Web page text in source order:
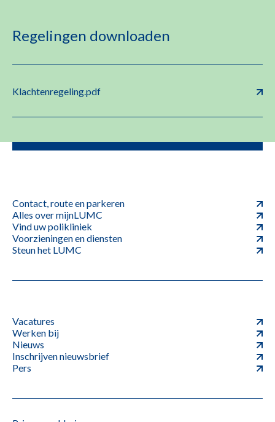
Regelingen downloaden
Klachtenregeling.pdf
Contact, route en parkeren
Alles over mijnLUMC
Vind uw polikliniek
Voorzieningen en diensten
Steun het LUMC
Vacatures
Werken bij
Nieuws
Inschrijven nieuwsbrief
Pers